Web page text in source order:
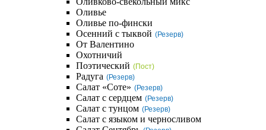
Оливье
Оливье по-фински
Осенний с тыквой (Резерв)
От Валентино
Охотничий
Поэтический (Пост)
Радуга (Резерв)
Салат «Соте» (Резерв)
Салат с сердцем (Резерв)
Салат с тунцом (Резерв)
Салат с языком и черносливом